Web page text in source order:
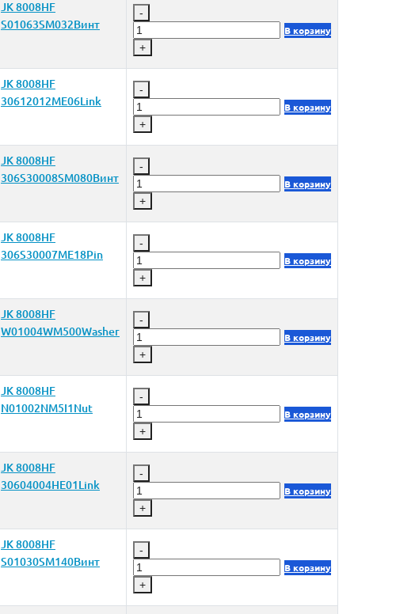
JK 8008HF
S01063SM032Винт
-
+
В корзину
JK 8008HF
30612012ME06Link
-
+
В корзину
JK 8008HF
306S30008SM080Винт
-
+
В корзину
JK 8008HF
306S30007ME18Pin
-
+
В корзину
JK 8008HF
W01004WM500Washer
-
+
В корзину
JK 8008HF
N01002NM5I1Nut
-
+
В корзину
JK 8008HF
30604004HE01Link
-
+
В корзину
JK 8008HF
S01030SM140Винт
-
+
В корзину